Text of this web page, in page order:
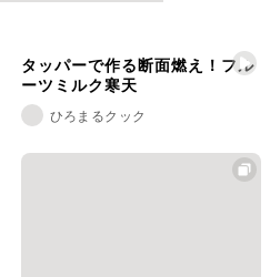
タッパーで作る断面燃え！フル
ーツミルク寒天
ひろまるクック